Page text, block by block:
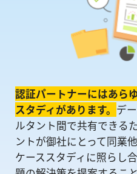
認証パートナーにはあら
スタディがあります。 デ
ルタント間で共有できる
ントが御社にとって同業
ケーススタディに照らし